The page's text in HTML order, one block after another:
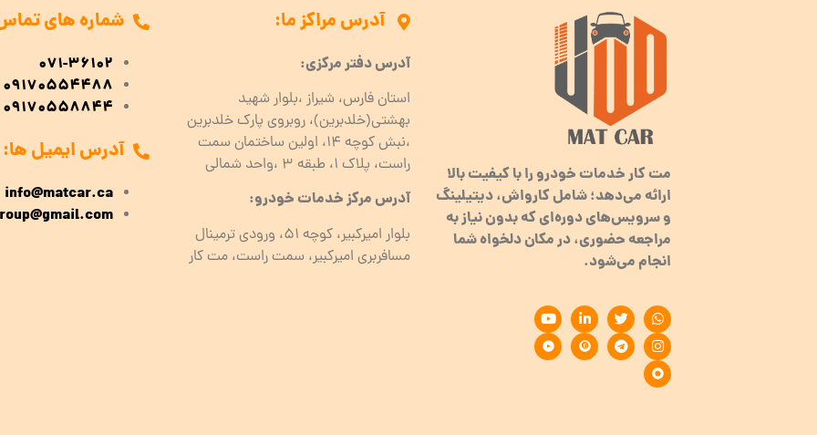
مت کار خدمات خودرو را با کیفیت بالا
ارائه می‌دهد؛ شامل کارواش، دیتیلینگ
و سرویس‌های دوره‌ای که بدون نیاز به
مراجعه حضوری، در مکان دلخواه شما
انجام می‌شود.
آدرس مراکز ما:
آدرس دفتر مرکزی:
استان فارس، شیراز ،بلوار شهید
بهشتی(خلدبرین)، روبروی پارک خلدبرین
،نبش کوچه ۱۴، اولین ساختمان سمت
راست، پلاک 1، طبقه ۳ ،واحد شمالی
آدرس مرکز خدمات خودرو:
بلوار امیرکبیر، کوچه 51، ورودی ترمینال
مسافربری امیرکبیر، سمت راست، مت کار
شماره های
071-36102
09170554488
09170558844
آدرس ایمیل ها:
info@matcar.ca